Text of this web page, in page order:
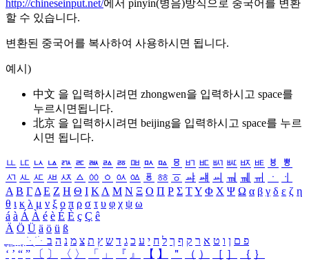
http://chineseinput.net/에서 pinyin(병음)방식으로 중국어를 변환
할 수 있습니다.
변환된 중국어를 복사하여 사용하시면 됩니다.
예시)
中文 을 입력하시려면 zhongwen을 입력하시고 space를
누르시면됩니다.
北京 을 입력하시려면 beijing을 입력하시고 space를 누르
시면 됩니다.
ㅥ ㅦ ㅧ ㅨ ㅩ ㅪ ㅫ ㅬ ㅭ ㅮ ㅯ ㅰ ㅱ ㅲ ㅳ ㅴ ㅵ ㅶ ㅷ ㅸ
ㅹ
ㅺ ㅻ ㅼ ㅽ ㅾ ㅿ ㆀ ㆁ ㆂ ㆃ ㆄ ㆅ ㆆ ㆇ ㆈ ㆉ ㆊ ㆋ ㆌ ㆍ
ㆎ
Α Β ΓΔ Ε Ζ Η Θ Ι ΚΛ Μ Ν Ξ Ο Π Ρ Σ ΤΥ Φ Χ Ψ Ω α β γ δ ε ζ η
θ ι κ λ μ ν ξ ο π ρ σ τ υ φ χ ψ ω
á à Á À é è É È ç Ç ê
Ä Ö Ü ä ö ü ß
ִֶֹ ֻּ ׁׂ פ ם ן ו ט א ר ק ף ך ל ח י ע כ ג ד ש ץ ת צ מ נ ה ב
‘ ’ “ ” 〔 〕 〈 〉 「 」 『 』 【 】 ＂ （ ） ［ ］ ｛ ｝